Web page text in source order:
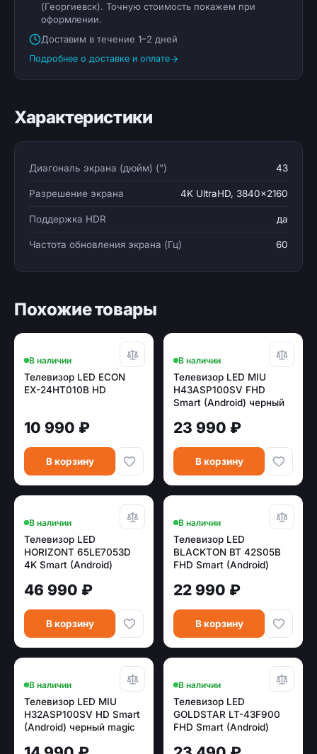
(Георгиевск). Точную стоимость покажем при
оформлении.
Доставим в течение 1–2 дней
Подробнее о доставке и оплате
Характеристики
Диагональ экрана (дюйм) (") 43
Разрешение экрана 4K UltraHD, 3840x2160
Поддержка HDR да
Частота обновления экрана (Гц) 60
Похожие товары
В наличии
Телевизор LED ECON
EX-24HT010B HD
10 990 ₽
В корзину
В наличии
Телевизор LED MIU
H43ASP100SV FHD
Smart (Android) черный
23 990 ₽
В корзину
В наличии
Телевизор LED
HORIZONT 65LE7053D
4K Smart (Android)
46 990 ₽
В корзину
В наличии
Телевизор LED
BLACKTON BT 42S05B
FHD Smart (Android)
22 990 ₽
В корзину
В наличии
Телевизор LED MIU
H32ASP100SV HD Smart
(Android) черный magic
В наличии
Телевизор LED
GOLDSTAR LT-43F900
FHD Smart (Android)